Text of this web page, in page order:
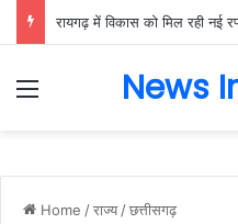
Menu News
Home /राज्य /छत्तीसगढ़